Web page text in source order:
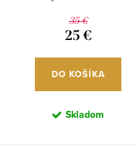
35 €
25 €
DO KOŠÍKA
Skladom